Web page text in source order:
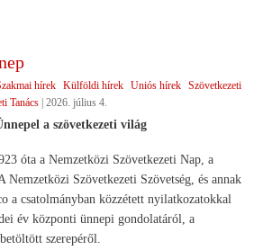
hírek Külföldi hírek Uniós hírek Szövetkezeti
Tanács 2026. július 4.
a szövetkezeti világ
óta a Nemzetközi Szövetkezeti Nap, a
Nemzetközi Szövetkezeti Szövetség, és annak
a csatolmányban közzétett nyilatkozatokkal
év központi ünnepi gondolatáról, a
szerepéről.